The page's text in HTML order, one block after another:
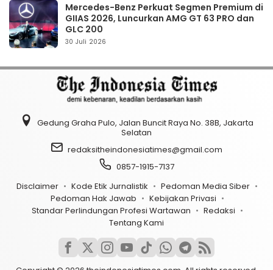
Mercedes-Benz Perkuat Segmen Premium di
GIIAS 2026, Luncurkan AMG GT 63 PRO dan
GLC 200
30 Juli 2026
Gedung Graha Pulo, Jalan Buncit Raya No. 38B, Jakarta
Selatan
redaksitheindonesiatimes@gmail.com
0857-1915-7137
Disclaimer
Kode Etik Jurnalistik
Pedoman Media Siber
Pedoman Hak Jawab
Kebijakan Privasi
Standar Perlindungan Profesi Wartawan
Redaksi
Tentang Kami